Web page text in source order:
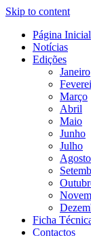
Skip to content
É
Online
Revista Social
Página Inicial
Notícias
Edições
Janeiro
Março
Abril
Maio
Junho
Julho
Agosto
Ficha
Contactos